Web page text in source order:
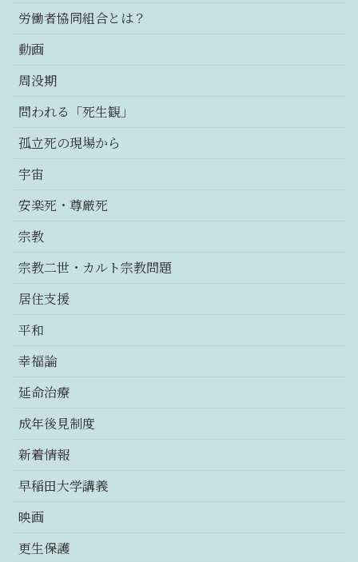
労働者協同組合とは？
動画
周没期
問われる「死生観」
孤立死の現場から
宇宙
安楽死・尊厳死
宗教
宗教二世・カルト宗教問題
居住支援
平和
幸福論
延命治療
成年後見制度
新着情報
早稲田大学講義
映画
更生保護